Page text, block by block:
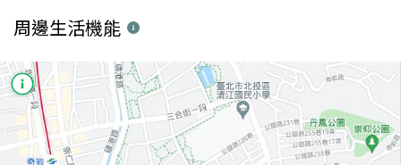
周邊生活機能